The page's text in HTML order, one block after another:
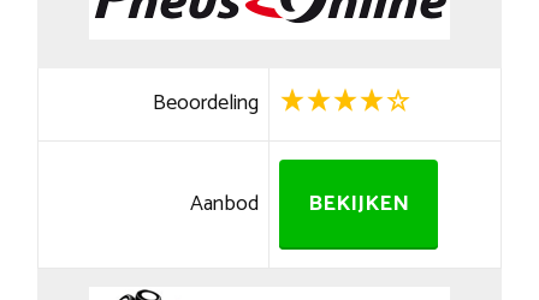
Beoordeling
Aanbod BEKIJKEN